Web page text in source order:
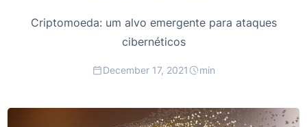
Criptomoeda: um alvo emergente para ataques
cibernéticos
December 17, 2021 min